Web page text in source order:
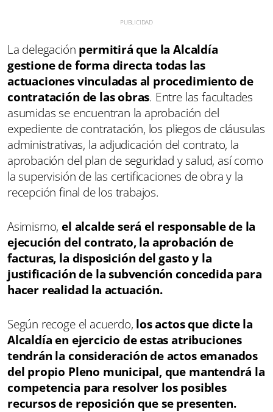
La delegación permitirá que la Alcaldía
gestione de forma directa todas las
actuaciones vinculadas al procedimiento de
contratación de las obras. Entre las facultades
asumidas se encuentran la aprobación del
expediente de contratación, los pliegos de cláusulas
administrativas, la adjudicación del contrato, la
aprobación del plan de seguridad y salud, así como
la supervisión de las certificaciones de obra y la
recepción final de los trabajos.
Asimismo, el alcalde será el responsable de la
ejecución del contrato, la aprobación de
facturas, la disposición del gasto y la
justificación de la subvención concedida para
hacer realidad la actuación.
Según recoge el acuerdo, los actos que dicte la
Alcaldía en ejercicio de estas atribuciones
tendrán la consideración de actos emanados
del propio Pleno municipal, que mantendrá la
competencia para resolver los posibles
recursos de reposición que se presenten.